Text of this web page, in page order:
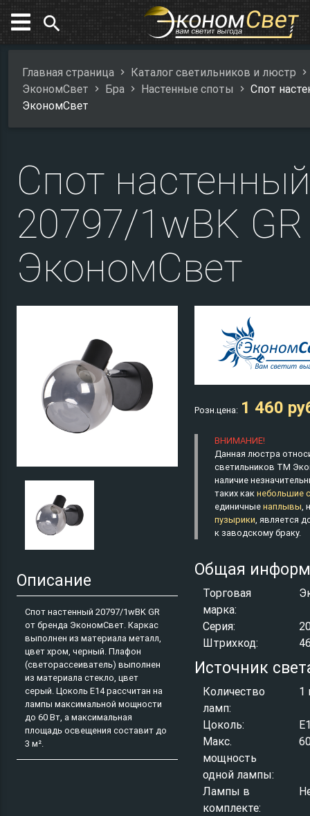
search
Главная страница
Каталог светильников и люстр
ЭкономСвет
Бра Настенные споты
Спот
ЭкономСвет
Спот настенный
20797/1wBK GR
ЭкономСвет
Описание
Спот настенный 20797/1wBK GR
от бренда ЭкономСвет. Каркас
выполнен из материала металл,
цвет хром, черный. Плафон
(светорассеиватель) выполнен
из материала стекло, цвет
серый. Цоколь E14 рассчитан на
лампы максимальной мощности
до 60 Вт, а максимальная
площадь освещения составит до
3 м².
Розн.цена: 1 460
ВНИМАНИЕ!
Данная люстра
светильников ТМ
наличие
таких какнебольшие
единичныенаплывы,
пузырики, является
к заводскому браку.
Общая
Торговая
марка:
Серия:
Штрихкод:
Источник
Количество
ламп:
1
Цоколь:
Макс.
мощность
одной лампы:
Лампы в
комплекте: